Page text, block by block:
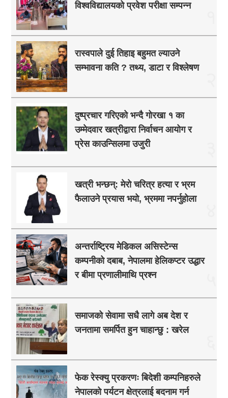
विश्वविद्यालयको प्रवेश परीक्षा सम्पन्न
रास्वपाले दुई तिहाइ बहुमत ल्याउने
सम्भावना कति ? तथ्य, डाटा र विश्लेषण
दुष्प्रचार गरिएको भन्दै गोरखा १ का
उम्मेदवार खत्रीद्वारा निर्वाचन आयोग र
प्रेस काउन्सिलमा उजुरी
खत्री भन्छन्: मेरो चरित्र हत्या र भ्रम
फैलाउने प्रयास भयो, भ्रममा नपर्नुहोला
अन्तर्राष्ट्रिय मेडिकल असिस्टेन्स
कम्पनीको दबाब, नेपालमा हेलिकप्टर उद्धार
र बीमा प्रणालीमाथि प्रश्न
समाजको सेवामा सधै लागे अब देश र
जनतामा समर्पित हुन चाहान्छु : खरेल
फेक रेस्क्यु प्रकरणः बिदेशी कम्पनिहरुले
नेपालको पर्यटन क्षेत्रलाई बदनाम गर्न